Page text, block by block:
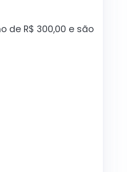
de R$ 300,00 e são